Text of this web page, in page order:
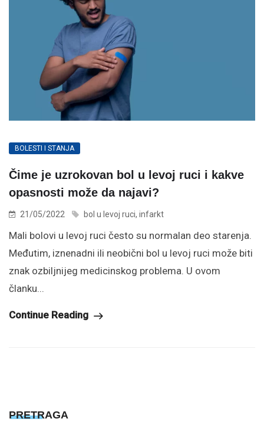
BOLESTI I STANJA
Čime je uzrokovan bol u levoj ruci i kakve
opasnosti može da najavi?
21/05/2022 bol u levoj ruci, infarkt
Mali bolovi u levoj ruci često su normalan deo starenja.
Međutim, iznenadni ili neobični bol u levoj ruci može biti
znak ozbiljnijeg medicinskog problema. U ovom
članku...
Continue Reading
PRETRAGA